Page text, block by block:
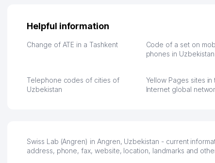
их работе значительно
обслуживания клиентов.
Vip Brand 31.07.2026 11:43:39
тут у нас уже есть
Выгодное дело и
Helpful information
Change of ATE in a Tashkent
Code of a set on
phones in Uzbekistan
Telephone codes of cities of
Uzbekistan
Yellow Pages sites in
Internet global
Swiss Lab (Angren) in Angren, Uzbekistan - current
address, phone, fax, website, location, landmarks and